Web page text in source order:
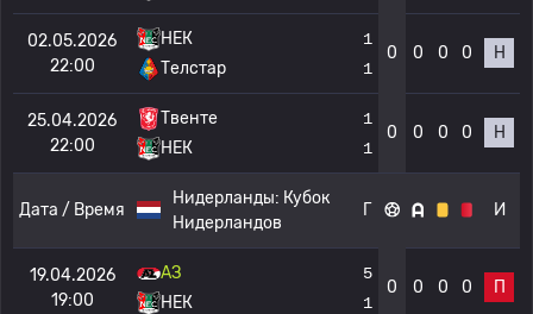
02.05.2026
22:00
НЕК
Телстар
1
1
0 0 0 0 Н
25.04.2026
22:00
Твенте
НЕК
1
1
0 0 0 0 Н
Дата / Время
Нидерланды: Кубок
Нидерландов
Г И
19.04.2026
19:00
АЗ
НЕК
5
1
0 0 0 0 П